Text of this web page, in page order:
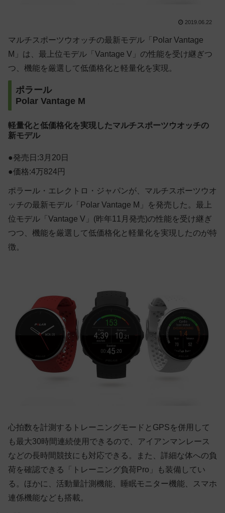
2019.06.22
マルチスポーツウオッチの最新モデル「Polar Vantage
M」は、最上位モデル「Vantage V」の性能を受け継ぎつ
つ、機能を厳選して低価格化と軽量化を実現。
ポラール
Polar Vantage M
軽量化と低価格化を実現したマルチスポーツウオッチの
新モデル
●発売日:3月20日
●価格:4万824円
ポラール・エレクトロ・ジャパンが、マルチスポーツウオ
ッチの最新モデル「Polar Vantage M」を発売した。最上
位モデル「Vantage V」(昨年11月発売)の性能を受け継ぎ
つつ、機能を厳選して低価格化と軽量化を実現したのが特
徴。
心拍数を計測するトレーニングモードとGPSを併用して
も最大30時間連続使用できるので、アイアンマンレース
などの長時間競技にも対応できる。また、詳細な体への負
荷を確認できる「トレーニング負荷Pro」も装備してい
る。ほかに、活動量計測機能、睡眠モニター機能、スマホ
連係機能なども搭載。